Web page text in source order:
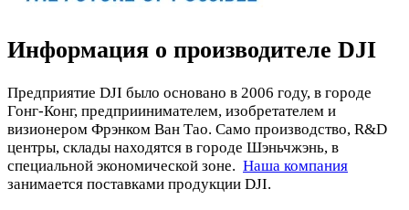
Информация о производителе DJI
Предприятие DJI было основано в 2006 году, в городе
Гонг-Конг, предприинимателем, изобретателем и
визионером Фрэнком Ван Тао. Само производство, R&D
центры, склады находятся в городе Шэньчжэнь, в
специальной экономической зоне. Наша компания
занимается поставками продукции DJI.